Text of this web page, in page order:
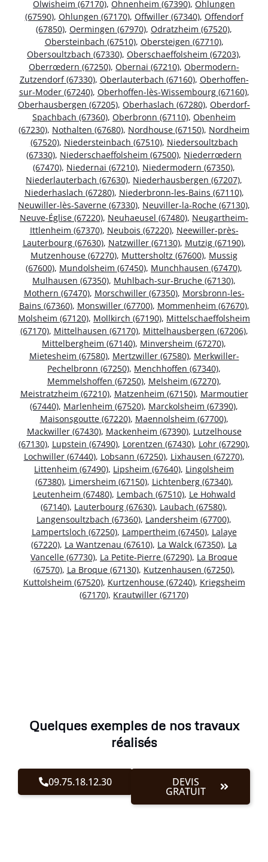
Olwisheim (67170), Ohnenheim (67390), Ohlungen
(67590), Ohlungen (67170), Offwiller (67340), Offendorf
(67850), Oermingen (67970), Odratzheim (67520),
Obersteinbach (67510), Obersteigen (67710),
Obersoultzbach (67330), Oberschaeffolsheim (67203),
Oberrœdern (67250), Obernai (67210), Obermodern-
Zutzendorf (67330), Oberlauterbach (67160), Oberhoffen-
sur-Moder (67240), Oberhoffen-lès-Wissembourg (67160),
Oberhausbergen (67205), Oberhaslach (67280), Oberdorf-
Spachbach (67360), Oberbronn (67110), Obenheim
(67230), Nothalten (67680), Nordhouse (67150), Nordheim
(67520), Niedersteinbach (67510), Niedersoultzbach
(67330), Niederschaeffolsheim (67500), Niederrœdern
(67470), Niedernai (67210), Niedermodern (67350),
Niederlauterbach (67630), Niederhausbergen (67207),
Niederhaslach (67280), Niederbronn-les-Bains (67110),
Neuwiller-lès-Saverne (67330), Neuviller-la-Roche (67130),
Neuve-Église (67220), Neuhaeusel (67480), Neugartheim-
Ittlenheim (67370), Neubois (67220), Neewiller-près-
Lauterbourg (67630), Natzwiller (67130), Mutzig (67190),
Mutzenhouse (67270), Muttersholtz (67600), Mussig
(67600), Mundolsheim (67450), Munchhausen (67470),
Mulhausen (67350), Muhlbach-sur-Bruche (67130),
Mothern (67470), Morschwiller (67350), Morsbronn-les-
Bains (67360), Monswiller (67700), Mommenheim (67670),
Molsheim (67120), Mollkirch (67190), Mittelschaeffolsheim
(67170), Mittelhausen (67170), Mittelhausbergen (67206),
Mittelbergheim (67140), Minversheim (67270),
Mietesheim (67580), Mertzwiller (67580), Merkwiller-
Pechelbronn (67250), Menchhoffen (67340),
Memmelshoffen (67250), Melsheim (67270),
Meistratzheim (67210), Matzenheim (67150), Marmoutier
(67440), Marlenheim (67520), Marckolsheim (67390),
Maisonsgoutte (67220), Maennolsheim (67700),
Mackwiller (67430), Mackenheim (67390), Lutzelhouse
(67130), Lupstein (67490), Lorentzen (67430), Lohr (67290),
Lochwiller (67440), Lobsann (67250), Lixhausen (67270),
Littenheim (67490), Lipsheim (67640), Lingolsheim
(67380), Limersheim (67150), Lichtenberg (67340),
Leutenheim (67480), Lembach (67510), Le Hohwald
(67140), Lauterbourg (67630), Laubach (67580),
Langensoultzbach (67360), Landersheim (67700),
Lampertsloch (67250), Lampertheim (67450), Lalaye
(67220), La Wantzenau (67610), La Walck (67350), La
Vancelle (67730), La Petite-Pierre (67290), La Broque
(67570), La Broque (67130), Kutzenhausen (67250),
Kuttolsheim (67520), Kurtzenhouse (67240), Kriegsheim
(67170), Krautwiller (67170)
Quelques exemples de nos travaux
réalisés
09.75.18.12.30 DEVIS
GRATUIT